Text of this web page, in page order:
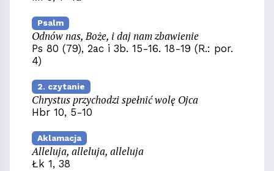
Psalm
Odnów nas, Boże, i daj nam zbawienie
Ps 80 (79), 2ac i 3b. 15-16. 18-19 (R.: por.
4)
2. czytanie
Chrystus przychodzi spełnić wolę Ojca
Hbr 10, 5-10
Aklamacja
Alleluja, alleluja, alleluja
Łk 1, 38